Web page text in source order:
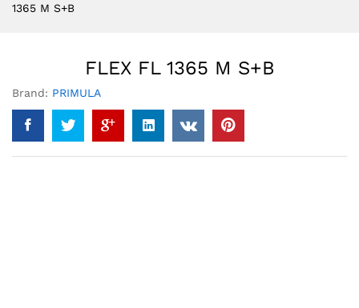
1365 M S+B
FLEX FL 1365 M S+B
Brand: PRIMULA